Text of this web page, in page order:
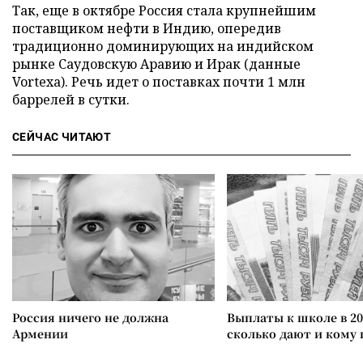
Так, еще в октябре Россия стала крупнейшим
поставщиком нефти в Индию, опередив
традиционно доминирующих на индийском
рынке Саудовскую Аравию и Ирак (данные
Vortexa). Речь идет о поставках почти 1 млн
баррелей в сутки.
СЕЙЧАС ЧИТАЮТ
Россия ничего не должна
Армении
Выплаты к школе в
сколько дают и